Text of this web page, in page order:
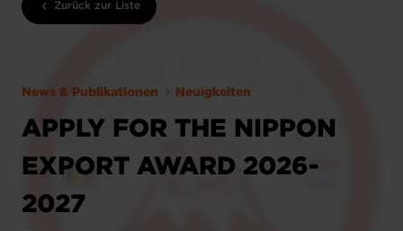
Zurück zur Liste
News & Publikationen Neuigkeiten
APPLY FOR THE NIPPON
EXPORT AWARD 2026-
2027